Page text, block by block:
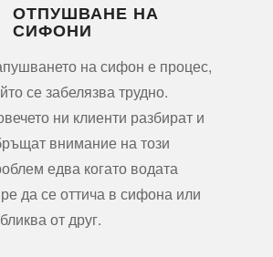
ОТПУШВАНЕ НА
СИФОНИ
на сифон е процес,
се забелязва трудно.
ни клиенти разбират и
внимание на този
едва когато водата
да се оттича в сифона или
от друг.